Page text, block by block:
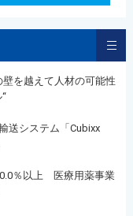
を越えて人材の可能性
送システム「Cubixx
％以上 医療用薬事業